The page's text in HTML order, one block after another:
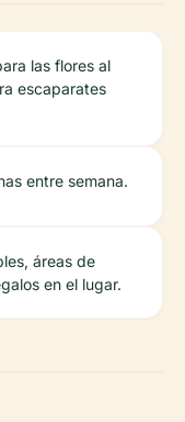
las flores al
escaparates
entre semana.
áreas de
en el lugar.